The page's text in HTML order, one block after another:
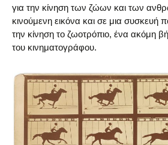
για την κίνηση των ζώων και των
κινούμενη εικόνα και σε μια
την κίνηση το ζωοτρόπιο, ένα ακόμη
του κινηματογράφου.